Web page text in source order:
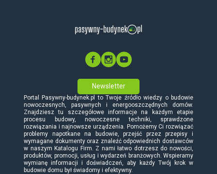
Newsletter
Portal Pasywny-budynek.pl to Twoje źródło wiedzy o budowie
nowoczesnych, pasywnych i energooszczędnych domów.
Znajdziesz tu szczegółowe informacje na każdym etapie
procesu budowy, nowoczesne techniki, sprawdzone
rozwiązania i najnowsze urządzenia. Pomożemy Ci rozwiązać
problemy napotkane na budowie, przejść przez przepisy i
wymagane dokumenty oraz znaleźć odpowiednich dostawców
w naszym Katalogu Firm. Z nami łatwo dotrzesz do nowości,
produktów, promocji, usług i wydarzeń branżowych. Wspieramy
wymianę informacji i doświadczeń, aby każdy Twój krok w
budowie domu był świadomy i efektywny.